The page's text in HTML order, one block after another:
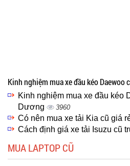
Kinh nghiệm mua xe đầu kéo Daewoo
Kinh nghiệm mua xe đầu kéo
Dương
3960
Có nên mua xe tải Kia cũ giá
Cách định giá xe tải Isuzu cũ
MUA LAPTOP CŨ